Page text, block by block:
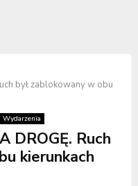
był zablokowany w obu
Wydarzenia
DROGĘ. Ruch
kierunkach